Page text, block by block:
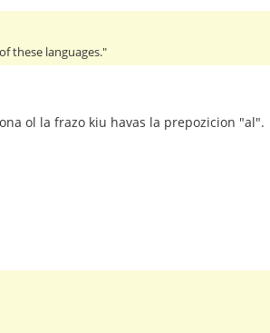
these languages."
ol la frazo kiu havas la prepozicion "al".